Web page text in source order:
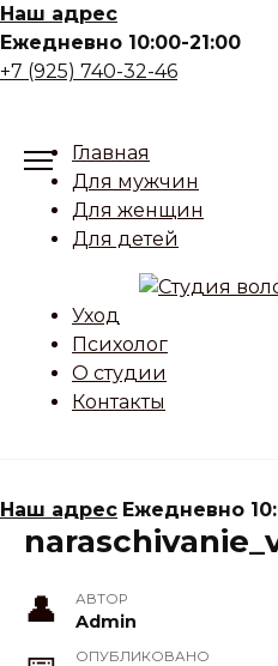
Skip
to
content
Наш адрес
Ежедневно 10:00-21:00
+7 (925) 740-32-46
Главная
Для мужчин
Для женщин
Для детей
Уход
Психолог
О студии
Контакты
Наш адрес Ежедневно
АВТОР
Admin
ОПУБЛИКОВАНО